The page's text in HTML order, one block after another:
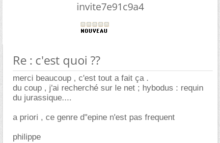
invite7e91c9a4
Re : c'est quoi ??
merci beaucoup , c'est tout a fait ça .
du coup , j'ai recherché sur le net ; hybodus : requin
du jurassique....
a priori , ce genre d"epine n'est pas frequent
philippe